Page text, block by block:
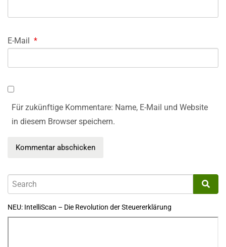
E-Mail *
Für zukünftige Kommentare: Name, E-Mail und Website
in diesem Browser speichern.
NEU: IntelliScan – Die Revolution der Steuererklärung